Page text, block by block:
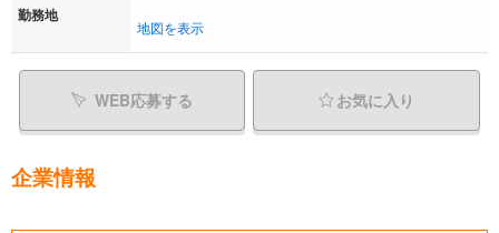
勤務地
地図を表示
WEB応募する お気に入り
企業情報